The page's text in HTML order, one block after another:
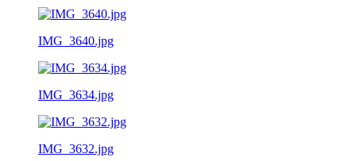
IMG_3640.jpg
IMG_3634.jpg
IMG_3632.jpg